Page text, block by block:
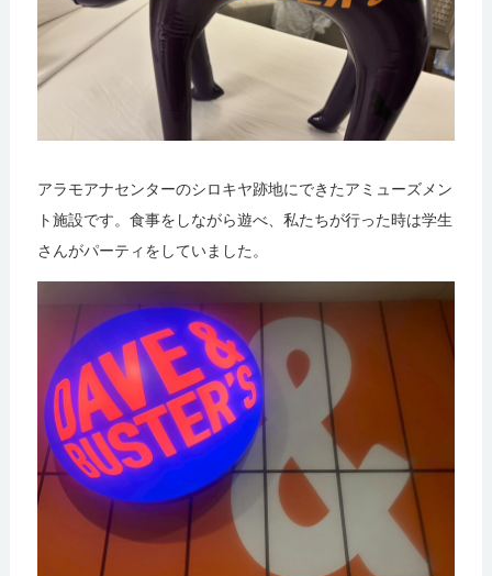
アラモアナセンターのシロキヤ跡地にできたアミューズメン
ト施設です。食事をしながら遊べ、私たちが行った時は学生
さんがパーティをしていました。